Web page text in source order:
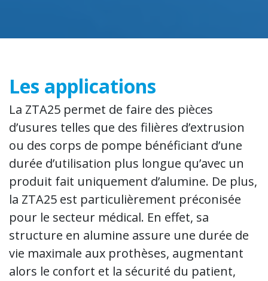
Les applications
La ZTA25 permet de faire des pièces
d’usures telles que des filières d’extrusion
ou des corps de pompe bénéficiant d’une
durée d’utilisation plus longue qu’avec un
produit fait uniquement d’alumine. De plus,
la ZTA25 est particulièrement préconisée
pour le secteur médical. En effet, sa
structure en alumine assure une durée de
vie maximale aux prothèses, augmentant
alors le confort et la sécurité du patient,